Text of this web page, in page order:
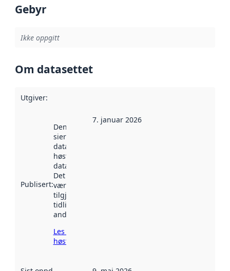
Gebyr
Ikke oppgitt
Om datasettet
Utgiver:
Publisert:
Denne datoen
sier når
datasettet ble
høstet av
data.norge.no.
Det kan ha
vært
tilgjengelig
tidligere
andre steder.
Les mer om
høsting her
7. januar 2026